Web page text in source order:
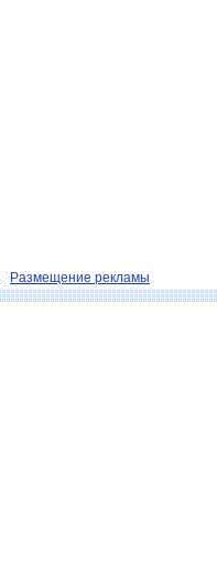
Размещение рекламы